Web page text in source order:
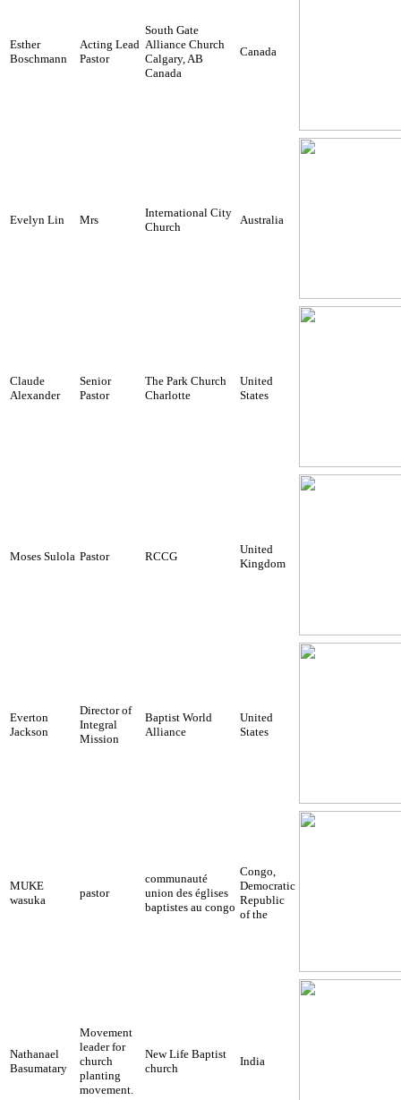
Esther
Boschmann
Acting Lead
Pastor
South Gate
Alliance Church
Calgary, AB
Canada
Canada
Evelyn Lin Mrs
International City
Church
Australia
Claude
Alexander
Senior
Pastor
The Park Church
Charlotte
United
States
Moses Sulola Pastor RCCG
United
Kingdom
Everton
Jackson
Director of
Integral
Mission
Baptist World
Alliance
United
States
MUKE
wasuka
pastor
communauté
union des églises
baptistes au congo
Congo,
Democratic
Republic
of the
Nathanael
Basumatary
Movement
leader for
church
planting
movement.
New Life Baptist
church
India